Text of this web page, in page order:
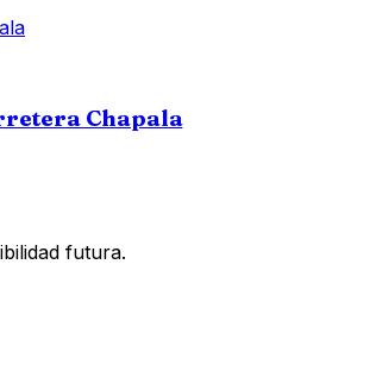
Chapala
futura.